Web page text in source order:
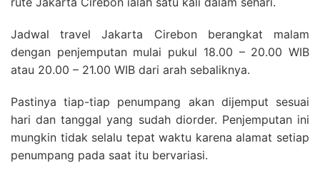
Jadwal travel Jakarta Cirebon berangkat malam
dengan penjemputan mulai pukul 18.00 – 20.00 WIB
atau 20.00 – 21.00 WIB dari arah sebaliknya.
Pastinya tiap-tiap penumpang akan dijemput sesuai
hari dan tanggal yang sudah diorder. Penjemputan ini
mungkin tidak selalu tepat waktu karena alamat setiap
penumpang pada saat itu bervariasi.